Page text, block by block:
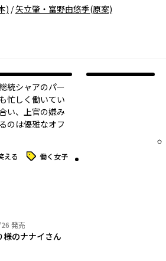
) /矢立肇・富野由悠季(原案)
統シャアのパー
忙しく働いてい
い、上官の嫌み
のは優雅なオフ
える タグ 働く女子
2025年11月26日
発売
様のナナイさん